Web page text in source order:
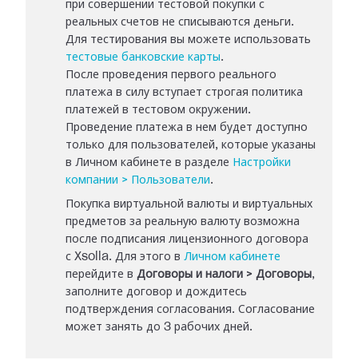
при совершении тестовой покупки с
реальных счетов не списываются деньги.
Для тестирования вы можете использовать
тестовые банковские карты.
После проведения первого реального
платежа в силу вступает строгая политика
платежей в тестовом окружении.
Проведение платежа в нем будет доступно
только для пользователей, которые указаны
в Личном кабинете в разделе Настройки
компании > Пользователи.
Покупка виртуальной валюты и виртуальных
предметов за реальную валюту возможна
после подписания лицензионного договора
с Xsolla. Для этого в Личном кабинете
перейдите в Договоры и налоги > Договоры,
заполните договор и дождитесь
подтверждения согласования. Согласование
может занять до 3 рабочих дней.